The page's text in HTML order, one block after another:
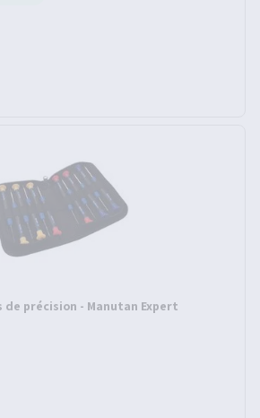
précision - Manutan Expert